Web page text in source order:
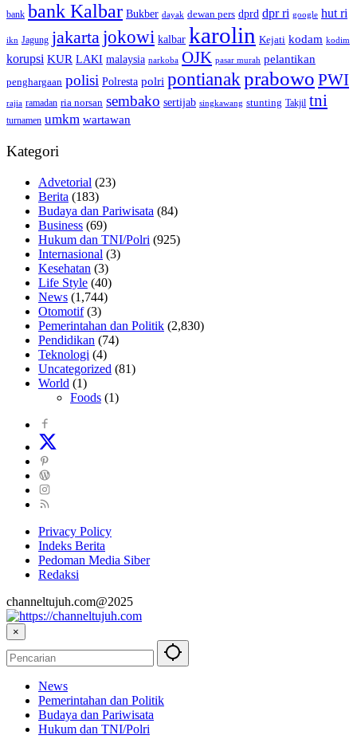
bank bank Kalbar Bukber dayak dewan pers dprd dpr ri google hut ri
ikn Jagung jakarta jokowi kalbar karolin Kejati kodam kodim
korupsi KUR LAKI malaysia narkoba OJK pasar murah pelantikan
penghargaan polisi Polresta polri pontianakprabowo PWI
rajia ramadan ria norsan sembako sertijab singkawang stunting Takjil tni
turnamen umkm wartawan
Kategori
Advetorial (23)
Berita (183)
Budaya dan Pariwisata (84)
Business (69)
Hukum dan TNI/Polri (925)
Internasional (3)
Kesehatan (3)
Life Style (40)
News (1,744)
Otomotif(3)
Pemerintahan dan Politik (2,830)
Pendidikan (74)
Teknologi (4)
Uncategorized (81)
World (1)
Foods (1)
Privacy Policy
Indeks Berita
Pedoman Media Siber
Redaksi
channeltujuh.com@2025
×
News
Pemerintahan dan Politik
Budaya dan Pariwisata
Hukum dan TNI/Polri